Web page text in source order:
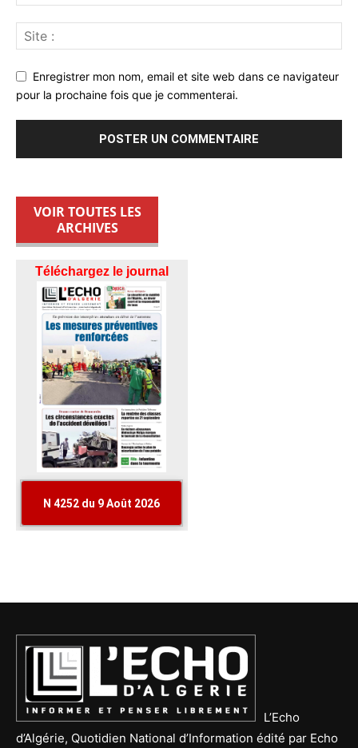
Enregistrer mon nom, email et site web dans ce navigateur
pour la prochaine fois que je commenterai.
VOIR TOUTES LES
ARCHIVES
L’Echo
d’Algérie, Quotidien National d’Information édité par Echo